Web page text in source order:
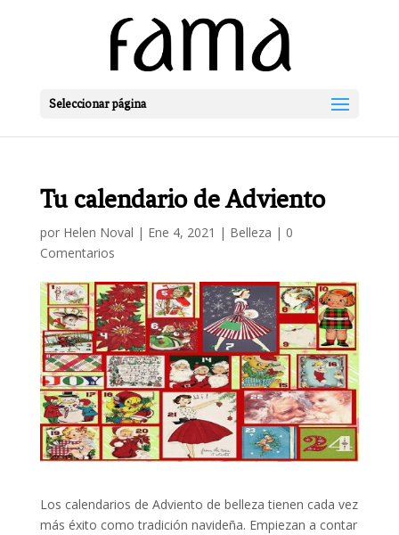
Seleccionar página
Tu calendario de Adviento
por Helen Noval | Ene 4, 2021 | Belleza | 0
Comentarios
Los calendarios de Adviento de belleza tienen cada vez
más éxito como tradición navideña. Empiezan a contar